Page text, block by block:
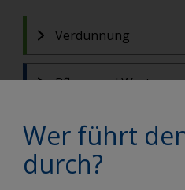
Verdünnung
Pflege und Wartung
Wer führt
durch?